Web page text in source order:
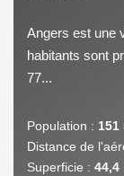
Angers est une
habitants sont
77...
Population : 151
Distance de
Superficie : 44,4